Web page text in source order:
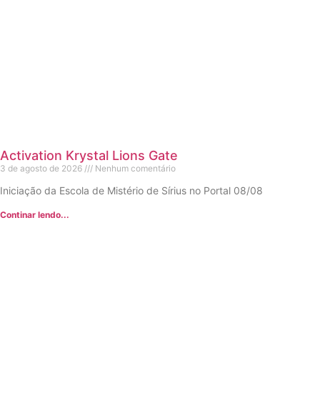
Activation Krystal Lions Gate
3 de agosto de 2026 Nenhum comentário
Iniciação da Escola de Mistério de Sírius no Portal 08/08
Continar lendo...